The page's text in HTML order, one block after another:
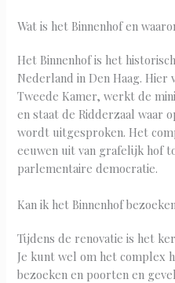
Wat is het Binnenhof en
Het Binnenhof is het
Nederland in Den Haag. Hier
Tweede Kamer, werkt de
en staat de Ridderzaal waar
wordt uitgesproken. Het
eeuwen uit van grafelijk hof
parlementaire democratie.
Kan ik het Binnenhof
Tijdens de renovatie is het
Je kunt wel om het complex
bezoeken en poorten en